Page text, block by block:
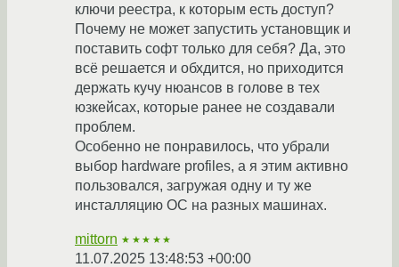
ключи реестра, к которым есть доступ?
Почему не может запустить установщик и
поставить софт только для себя? Да, это
всё решается и обхдится, но приходится
держать кучу нюансов в голове в тех
юзкейсах, которые ранее не создавали
проблем.
Особенно не понравилось, что убрали
выбор hardware profiles, а я этим активно
пользовался, загружая одну и ту же
инсталляцию ОС на разных машинах.
mittorn ★★★★★
11.07.2025 13:48:53 +00:00